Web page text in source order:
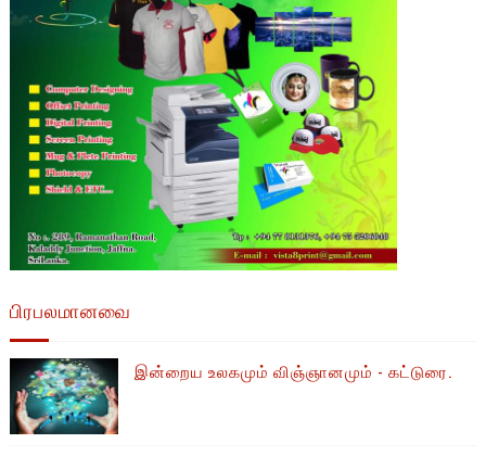
பிரபலமானவை
இன்றைய உலகமும் விஞ்ஞானமும் - கட்டுரை.